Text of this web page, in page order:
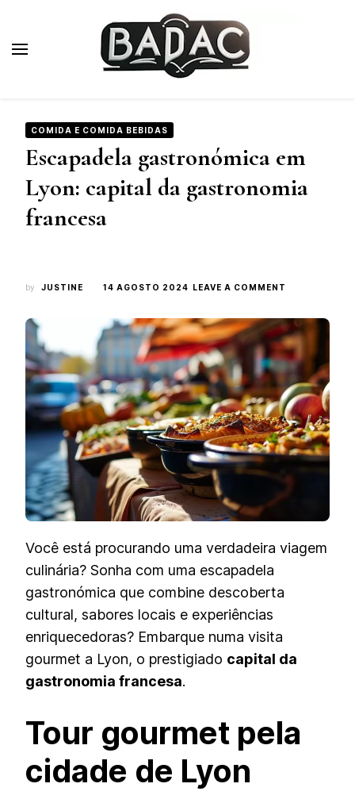
COMIDA E COMIDA BEBIDAS
Escapadela gastronómica em
Lyon: capital da gastronomia
francesa
by JUSTINE 14 AGOSTO 2024 LEAVE A COMMENT
EM
LYON:
CAPITAL
DA
FRANCESA
Você está procurando uma verdadeira viagem
culinária? Sonha com uma escapadela
gastronómica que combine descoberta
cultural, sabores locais e experiências
enriquecedoras? Embarque numa visita
gourmet a Lyon, o prestigiado capital da
gastronomia francesa.
Tour gourmet pela
cidade de Lyon